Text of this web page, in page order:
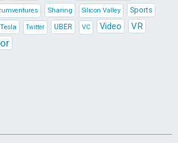
Sharing Silicon Valley Sports
Tesla Twitter UBER VC Video VR